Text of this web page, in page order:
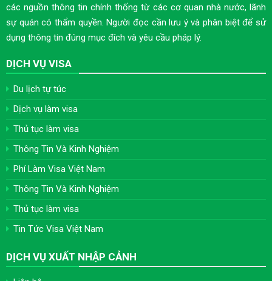
các nguồn thông tin chính thống từ các cơ quan nhà nước, lãnh
sự quán có thẩm quyền. Người đọc cần lưu ý và phân biệt để sử
dụng thông tin đúng mục đích và yêu cầu pháp lý.
DỊCH VỤ VISA
Du lịch tự túc
Dịch vụ làm visa
Thủ tục làm visa
Thông Tin Và Kinh Nghiệm
Phí Làm Visa Việt Nam
Thông Tin Và Kinh Nghiệm
Thủ tục làm visa
Tin Tức Visa Việt Nam
DỊCH VỤ XUẤT NHẬP CẢNH